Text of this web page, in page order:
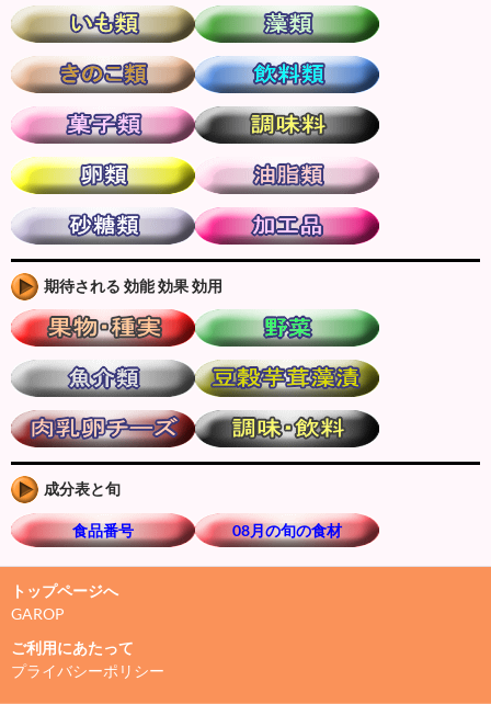
期待される 効能 効果 効用
成分表と旬
食品番号 08月の旬の食材
トップページへ
GAROP
ご利用にあたって
プライバシーポリシー